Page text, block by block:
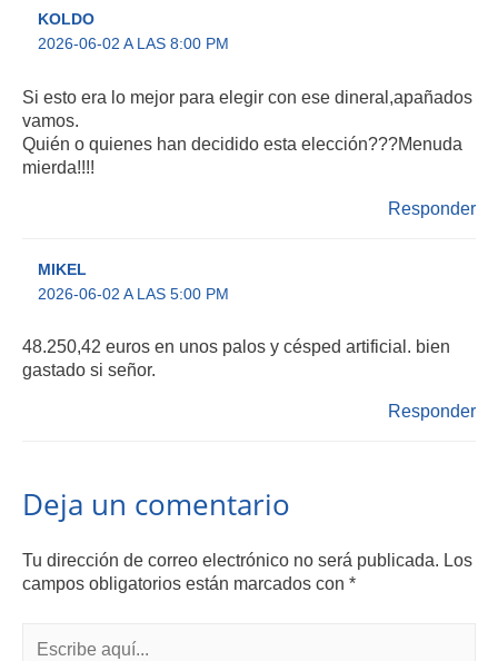
KOLDO
2026-06-02 A LAS 8:00 PM
Si esto era lo mejor para elegir con ese dineral,apañados
vamos.
Quién o quienes han decidido esta elección???Menuda
mierda!!!!
Responder
MIKEL
2026-06-02 A LAS 5:00 PM
48.250,42 euros en unos palos y césped artificial. bien
gastado si señor.
Responder
Deja un comentario
Tu dirección de correo electrónico no será publicada. Los
campos obligatorios están marcados con *